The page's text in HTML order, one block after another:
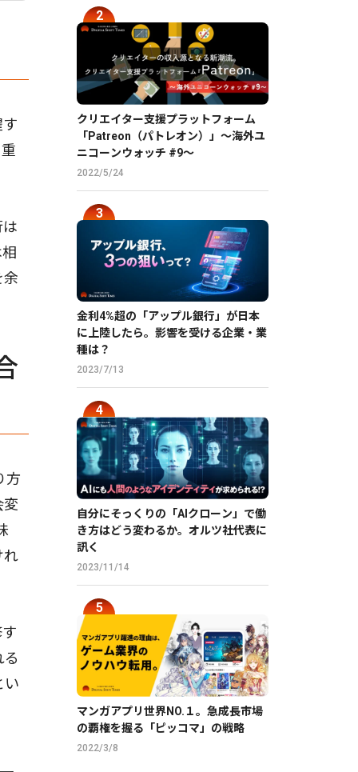
余
方
変
れ
い
クリエイター支援プラットフォーム
「Patreon（パトレオン）」〜海外ユ
ニコーンウォッチ #9〜
2022/5/24
金利4%超の「アップル銀行」が日本
に上陸したら。影響を受ける企業・業
種は？
2023/7/13
自分にそっくりの「AIクローン」で働
き方はどう変わるか。オルツ社代表に
訊く
2023/11/14
マンガアプリ世界NO.１。急成長市場
の覇権を握る「ピッコマ」の戦略
2022/3/8